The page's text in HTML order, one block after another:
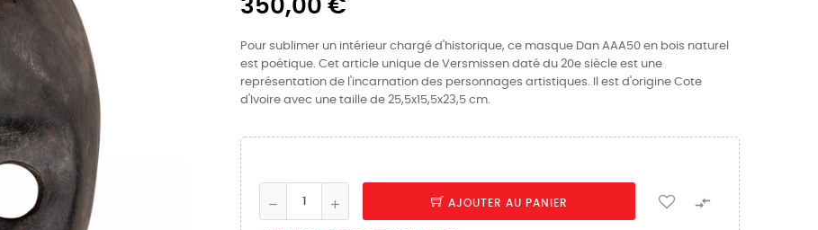
350,00 €
Pour sublimer un intérieur chargé d'historique, ce masque Dan AAA50 en bois naturel
est poétique. Cet article unique de Versmissen daté du 20e siècle est une
représentation de l'incarnation des personnages artistiques. Il est d'origine Cote
d'Ivoire avec une taille de 25,5x15,5x23,5 cm.
AJOUTER AU PANIER 